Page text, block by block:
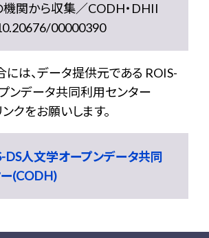
関から収集／CODH・DHII
00000390
は、データ提供元である ROIS-
ンデータ共同利用センター
クをお願いします。
DS人文学オープンデータ共同
(CODH)